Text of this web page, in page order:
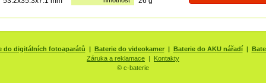
do digitálních fotoaparátů | Baterie do videokamer| Baterie do AKU nářadí|
Záruka a reklamace | Kontakty
© c-baterie